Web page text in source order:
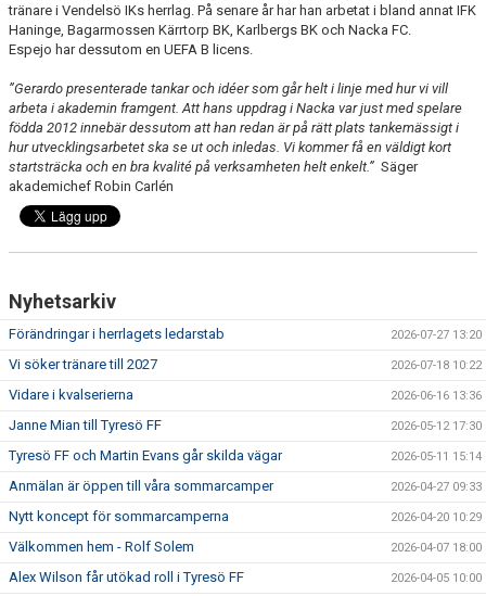
tränare i Vendelsö IKs herrlag. På senare år har han arbetat i bland annat IFK
Haninge, Bagarmossen Kärrtorp BK, Karlbergs BK och Nacka FC.
Espejo har dessutom en UEFA B licens.
”Gerardo presenterade tankar och idéer som går helt i linje med hur vi vill
arbeta i akademin framgent. Att hans uppdrag i Nacka var just med spelare
födda 2012 innebär dessutom att han redan är på rätt plats tankemässigt i
hur utvecklingsarbetet ska se ut och inledas. Vi kommer få en väldigt kort
startsträcka och en bra kvalité på verksamheten helt enkelt.” Säger
akademichef Robin Carlén
Nyhetsarkiv
Förändringar i herrlagets ledarstab 2026-07-27 13:20
Vi söker tränare till 2027 2026-07-18 10:22
Vidare i kvalserierna 2026-06-16 13:36
Janne Mian till Tyresö FF 2026-05-12 17:30
Tyresö FF och Martin Evans går skilda vägar 2026-05-11 15:14
Anmälan är öppen till våra sommarcamper 2026-04-27 09:33
Nytt koncept för sommarcamperna 2026-04-20 10:29
Välkommen hem - Rolf Solem 2026-04-07 18:00
Alex Wilson får utökad roll i Tyresö FF 2026-04-05 10:00